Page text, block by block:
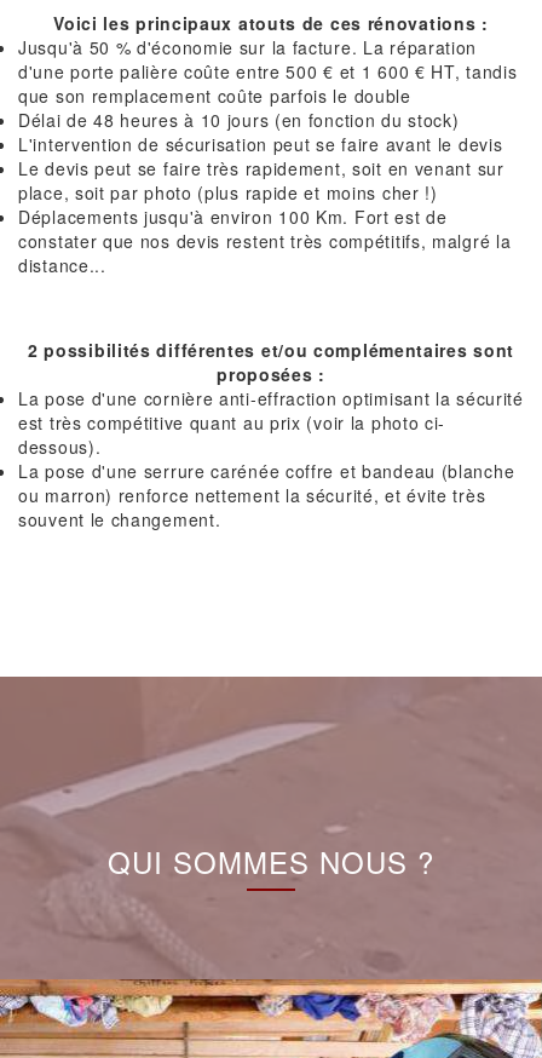
Voici les principaux atouts de ces rénovations :
Jusqu'à 50 % d'économie sur la facture. La réparation
d'une porte palière coûte entre 500 € et 1 600 € HT, tandis
que son remplacement coûte parfois le double
Délai de 48 heures à 10 jours (en fonction du stock)
L'intervention de sécurisation peut se faire avant le devis
Le devis peut se faire très rapidement, soit en venant sur
place, soit par photo (plus rapide et moins cher !)
Déplacements jusqu'à environ 100 Km. Fort est de
constater que nos devis restent très compétitifs, malgré la
distance...
2 possibilités différentes et/ou complémentaires sont
proposées :
La pose d'une cornière anti-effraction optimisant la sécurité
est très compétitive quant au prix (voir la photo ci-
dessous).
La pose d'une serrure carénée coffre et bandeau (blanche
ou marron) renforce nettement la sécurité, et évite très
souvent le changement.
QUI SOMMES NOUS ?